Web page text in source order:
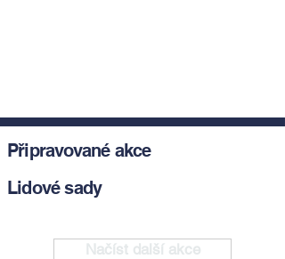
Připravované akce
Lidové sady
Načíst další akce